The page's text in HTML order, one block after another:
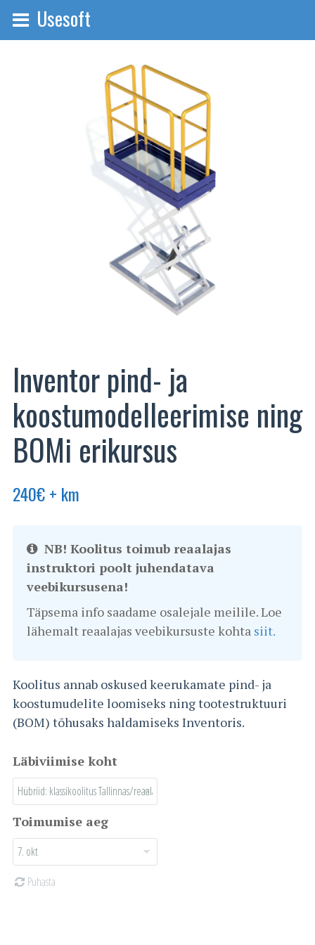
Usesoft
Inventor pind- ja
koostumodelleerimise ning
BOMi erikursus
240€+ km
NB! Koolitus toimub reaalajas
instruktori poolt juhendatava
veebikursusena!
Täpsema info saadame osalejale meilile. Loe
lähemalt reaalajas veebikursuste kohta siit.
Koolitus annab oskused keerukamate pind- ja
koostumudelite loomiseks ning tootestruktuuri
(BOM) tõhusaks haldamiseks Inventoris.
Läbiviimise koht
Toimumise aeg
Puhasta